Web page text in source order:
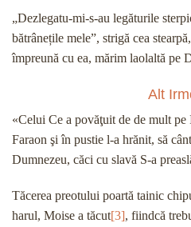
„Dezlegatu-mi-s-au legăturile
bătrânețile mele”, strigă cea
împreună cu ea, mărim laolaltă pe
Alt
«Celui Ce a povăţuit de de mult
Faraon şi în pustie l-a hrănit, să
Dumnezeu, căci cu slavă S-a
Tăcerea preotului poartă tainic
harul, Moise a tăcut[3], fiindcă